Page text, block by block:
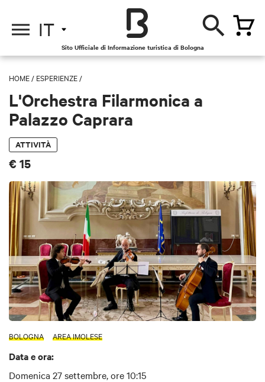
IT
Sito Ufficiale di Informazione turistica di Bologna
HOME / ESPERIENZE /
L'Orchestra Filarmonica a
Palazzo Caprara
ATTIVITÀ
€ 15
BOLOGNA AREA IMOLESE
Data e ora:
Domenica 27 settembre, ore 10:15